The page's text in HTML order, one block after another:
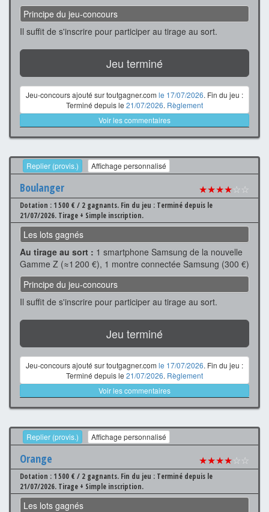
Principe du jeu-concours
Il suffit de s'inscrire pour participer au tirage au sort.
Jeu terminé
Jeu-concours ajouté sur toutgagner.com le 17/07/2026. Fin du jeu :
Terminé depuis le 21/07/2026. Règlement
Voir les commentaires
Replier (provis.) Affichage personnalisé
Boulanger ★★★★☆☆
Dotation : 1 500 € / 2 gagnants. Fin du jeu : Terminé depuis le
21/07/2026. Tirage + Simple inscription.
Les lots gagnés
Au tirage au sort : 1 smartphone Samsung de la nouvelle
Gamme Z (≈1 200 €), 1 montre connectée Samsung (300 €)
Principe du jeu-concours
Il suffit de s'inscrire pour participer au tirage au sort.
Jeu terminé
Jeu-concours ajouté sur toutgagner.com le 17/07/2026. Fin du jeu :
Terminé depuis le 21/07/2026. Règlement
Voir les commentaires
Replier (provis.) Affichage personnalisé
Orange ★★★★☆☆
Dotation : 1 500 € / 2 gagnants. Fin du jeu : Terminé depuis le
21/07/2026. Tirage + Simple inscription.
Les lots gagnés